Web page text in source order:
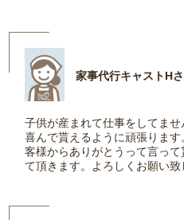
家事代行キャストH
子供が産まれて仕事をしてま
喜んで貰えるように頑張りま
客様からありがとうって言っ
て頂きます。よろしくお願い致